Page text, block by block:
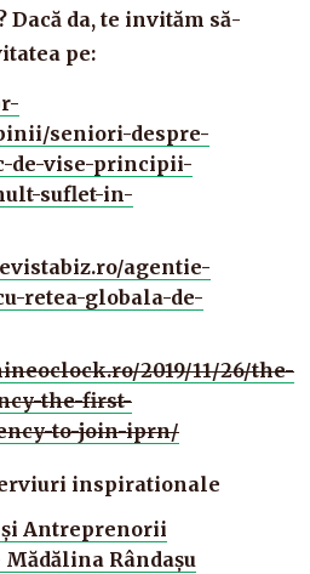
da, te invităm să-
pe:
seniori-despre-
de-vise-principii-
suflet-in-
agentie-
retea-globala-de-
2019/11/26/the-
the-first-
to-join-iprn/
inspirationale
Antreprenorii
Mădălina Rândaşu